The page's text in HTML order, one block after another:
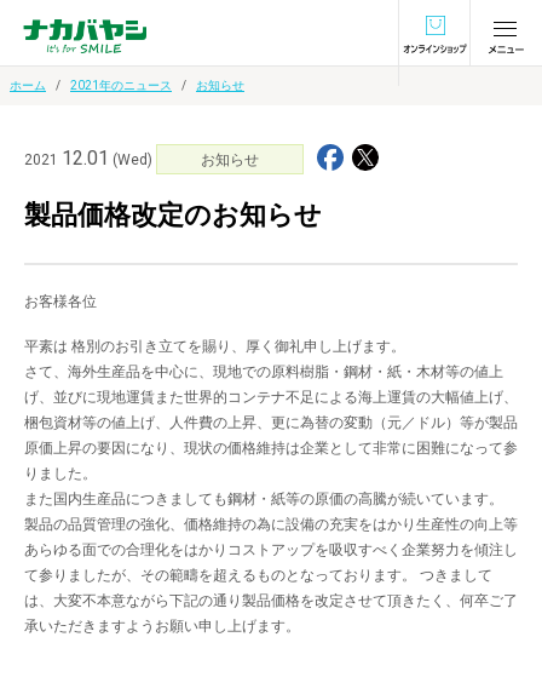
オンラインショ
ホーム 2021年のニュース お知らせ
2021 12.01 (Wed) お知らせ
製品価格改定のお知らせ
お客様各位
平素は 格別のお引き立てを賜り、厚く御礼申し上げます。
さて、海外生産品を中心に、現地での原料樹脂・鋼材・紙・木材等の値上
げ、並びに現地運賃また世界的コンテナ不足による海上運賃の大幅値上げ、
梱包資材等の値上げ、人件費の上昇、更に為替の変動（元／ドル）等が製品
原価上昇の要因になり、現状の価格維持は企業として非常に困難になって参
りました。
また国内生産品につきましても鋼材・紙等の原価の高騰が続いています。
製品の品質管理の強化、価格維持の為に設備の充実をはかり生産性の向上等
あらゆる面での合理化をはかりコストアップを吸収すべく企業努力を傾注し
て参りましたが、その範疇を超えるものとなっております。 つきまして
は、大変不本意ながら下記の通り製品価格を改定させて頂きたく、何卒ご了
承いただきますようお願い申し上げます。